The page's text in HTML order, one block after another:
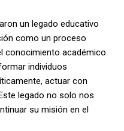
un legado educativo
como un proceso
conocimiento académico.
individuos
actuar con
legado no solo nos
su misión en el